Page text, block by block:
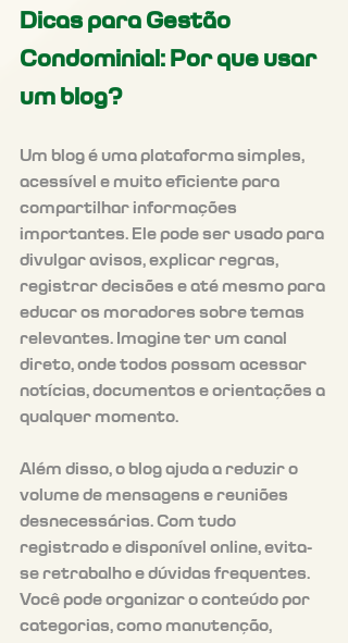
Dicas para Gestão
Condominial: Por que usar
um blog?
Um blog é uma plataforma simples,
acessível e muito eficiente para
compartilhar informações
importantes. Ele pode ser usado para
divulgar avisos, explicar regras,
registrar decisões e até mesmo para
educar os moradores sobre temas
relevantes. Imagine ter um canal
direto, onde todos possam acessar
notícias, documentos e orientações a
qualquer momento.
Além disso, o blog ajuda a reduzir o
volume de mensagens e reuniões
desnecessárias. Com tudo
registrado e disponível online, evita-
se retrabalho e dúvidas frequentes.
Você pode organizar o conteúdo por
categorias, como manutenção,